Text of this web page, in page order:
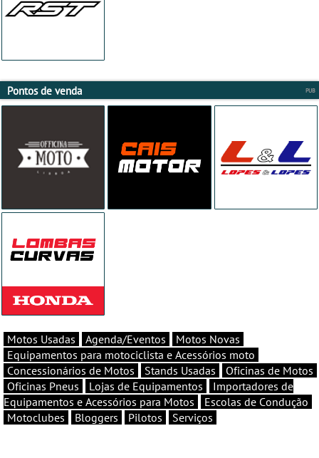
Pontos de venda
Motos Usadas Agenda/Eventos
Motos Novas
Equipamentos para motociclista e Acessórios moto
Concessionários de Motos
Stands Usadas
Oficinas de Motos
Oficinas Pneus
Lojas de Equipamentos
Importadores de
Equipamentos e Acessórios para Motos
Escolas de Condução
Motoclubes
Bloggers Pilotos Serviços